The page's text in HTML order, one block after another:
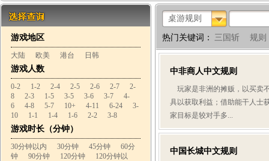
游戏地区
大陆 欧美 港台 日韩
游戏人数
0-2 1-2 2-4 2-5 2-6 2-7
2-
8
2-3 1-5 3-5 3-6 3-7
4-
6
4-8 5-7 10+ 4-11 6-24
3-
10
1-1 1-4 1-6 2-2 3-8
游戏时长（分钟）
30分钟以内 30分钟 45分钟
60分
钟
90分钟 120分钟
120分钟以
桌游规则
热门关键词： 三国斩 规则
中非商人中文规则
玩家是非洲的摊贩，以买卖
具以获取利益；借助能干人士
家目标是较对手多...
中国长城中文规则